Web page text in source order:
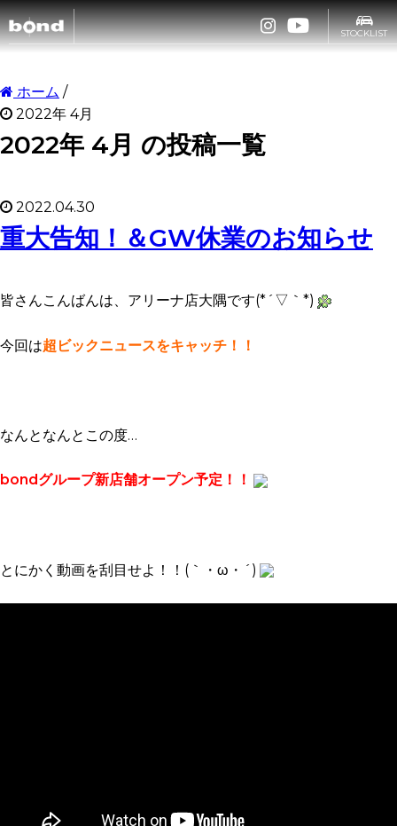
STOCKLIST
CUSTOMIZE
SHOP
ABOUT
ホーム /
2022年 4月
2022年 4月 の投稿一覧
2022.04.30
重大告知！＆GW休業のお知らせ
皆さんこんばんは、アリーナ店大隅です(*´▽｀*)
今回は超ビックニュースをキャッチ！！
なんとなんとこの度…
bondグループ新店舗オープン予定！！
とにかく動画を刮目せよ！！(｀・ω・´)